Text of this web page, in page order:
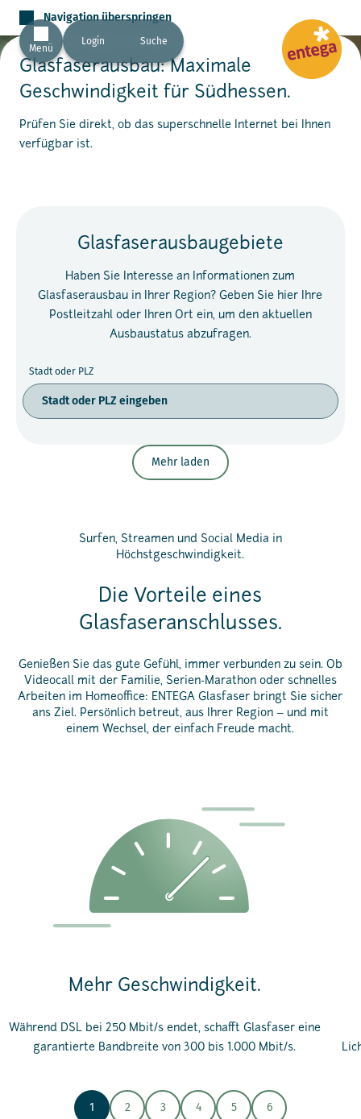
Navigation überspringen
Menü
Login Suche
Glasfaserausbau: Maximale
Geschwindigkeit für Südhessen.
Prüfen Sie direkt, ob das superschnelle Internet bei Ihnen
verfügbar ist.
Glasfaserausbaugebiete
Haben Sie Interesse an Informationen zum
Glasfaserausbau in Ihrer Region? Geben Sie hier Ihre
Postleitzahl oder Ihren Ort ein, um den aktuellen
Ausbaustatus abzufragen.
Stadt oder PLZ
Mehr laden
Surfen, Streamen und Social Media in
Höchstgeschwindigkeit.
Die Vorteile eines
Glasfaseranschlusses.
Genießen Sie das gute Gefühl, immer verbunden zu sein. Ob
Videocall mit der Familie, Serien-Marathon oder schnelles
Arbeiten im Homeoffice: ENTEGA Glasfaser bringt Sie sicher
ans Ziel. Persönlich betreut, aus Ihrer Region – und mit
einem Wechsel, der einfach Freude macht.
Mehr Geschwindigkeit.
Während DSL bei 250 Mbit/s endet, schafft Glasfaser eine
garantierte Bandbreite von 300 bis 1.000 Mbit/s.
1 2 3 4 5 6